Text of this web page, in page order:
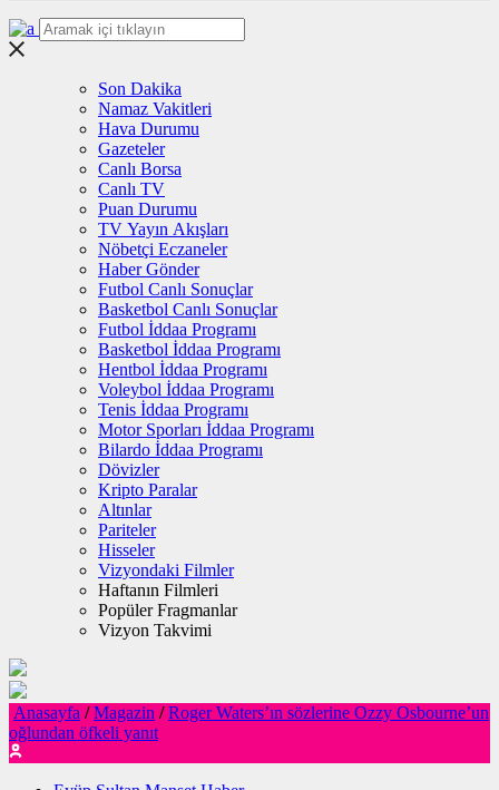
Son Dakika
Namaz Vakitleri
Hava Durumu
Gazeteler
Canlı Borsa
Canlı TV
Puan Durumu
TV Yayın Akışları
Nöbetçi Eczaneler
Haber Gönder
Futbol Canlı Sonuçlar
Basketbol Canlı Sonuçlar
Futbol İddaa Programı
Basketbol İddaa Programı
Hentbol İddaa Programı
Voleybol İddaa Programı
Tenis İddaa Programı
Motor Sporları İddaa Programı
Bilardo İddaa Programı
Dövizler
Kripto Paralar
Altınlar
Pariteler
Hisseler
Vizyondaki Filmler
Haftanın Filmleri
Popüler Fragmanlar
Vizyon Takvimi
Anasayfa / Magazin / Roger Waters’ın sözlerine Ozzy Osbourne’un
oğlundan öfkeli yanıt